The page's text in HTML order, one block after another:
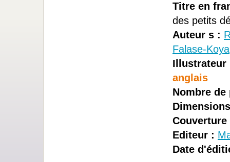
Titre en
des petits
Auteur s :
Falase-
Illustrateur
anglais
Nombre de
Couverture
Editeur :
Date